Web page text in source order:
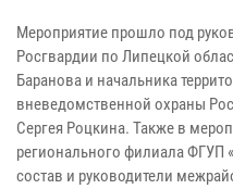
Мероприятие прошло под
Росгвардии по Липецкой
Баранова и начальника
вневедомственной охраны
Сергея Роцкина. Также в
регионального филиала ФГУП
состав и руководители